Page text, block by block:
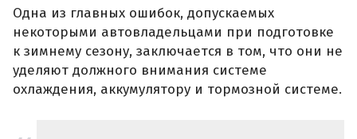
Одна из главных ошибок, допускаемых
некоторыми автовладельцами при подготовке
к зимнему сезону, заключается в том, что они не
уделяют должного внимания системе
охлаждения, аккумулятору и тормозной системе.